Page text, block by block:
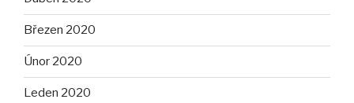
Březen 2020
Únor 2020
Leden 2020